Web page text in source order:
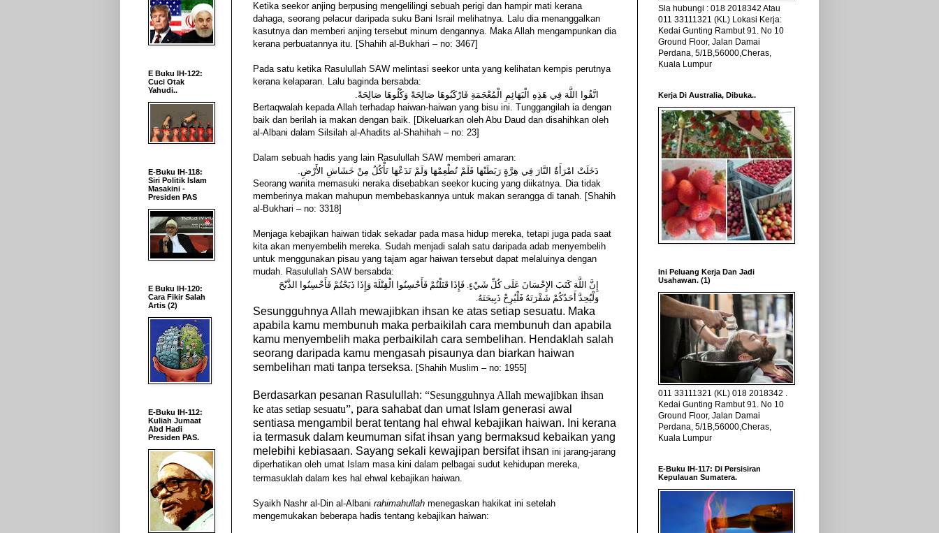
Ketika seekor anjing berpusing mengelilingi sebuah perigi dan hampir mati kerana
dahaga, seorang pelacur daripada suku Bani Israil melihatnya. Lalu dia menanggalkan
kasutnya dan memberi anjing tersebut minum dengannya. Maka Allah mengampunkan dia
kerana perbuatannya itu. [Shahih al-Bukhari – no: 3467]
Pada satu ketika Rasulullah SAW melintasi seekor unta yang kelihatan kempis perutnya
kerana kelaparan. Lalu baginda bersabda:
اتَّقُوا اللَّهَ فِي هَذِهِ الْبَهَائِمِ الْمُعْجَمَةِ فَارْكَبُوهَا صَالِحَةً وَكُلُوهَا صَالِحَةً.
Bertaqwalah kepada Allah terhadap haiwan-haiwan yang bisu ini. Tunggangilah ia dengan
baik dan berilah ia makan dengan baik. [Dikeluarkan oleh Abu Daud dan disahihkan oleh
al-Albani dalam Silsilah al-Ahadits al-Shahihah – no: 23]
Dalam sebuah hadis yang lain Rasulullah SAW memberi amaran:
دَخَلَتْ امْرَأَةٌ النَّارَ فِي هِرَّةٍ رَبَطَتْهَا فَلَمْ تُطْعِمْهَا وَلَمْ تَدَعْهَا تَأْكُلُ مِنْ خَشَاشِ الأَرْضِ.
Seorang wanita memasuki neraka disebabkan seekor kucing yang diikatnya. Dia tidak
memberinya makan mahupun membebaskannya untuk makan serangga di tanah. [Shahih
al-Bukhari – no: 3318]
Menjaga kebajikan haiwan tidak sekadar pada masa hidup mereka, tetapi juga pada saat
kita akan menyembelih mereka. Sudah menjadi salah satu daripada adab menyembelih
untuk menggunakan pisau yang tajam agar haiwan tersebut dapat melaluinya dengan
mudah. Rasulullah SAW bersabda:
إِنَّ اللَّهَ كَتَبَ الإِحْسَانَ عَلَى كُلِّ شَيْءٍ. فَإِذَا قَتَلْتُمْ فَأَحْسِنُوا الْقِتْلَةَ وَإِذَا ذَبَحْتُمْ فَأَحْسِنُوا الذَّبْحَ
وَلْيُحِدَّ أَحَدُكُمْ شَفْرَتَهُ فَلْيُرِحْ ذَبِيحَتَهُ.
Sesungguhnya Allah mewajibkan ihsan ke atas setiap sesuatu. Maka
apabila kamu membunuh maka perbaikilah cara membunuh dan apabila
kamu menyembelih maka perbaikilah cara sembelihan. Hendaklah salah
seorang daripada kamu mengasah pisaunya dan biarkan haiwan
sembelihan mati tanpa terseksa. [Shahih Muslim – no: 1955]
Berdasarkan pesanan Rasulullah: “Sesungguhnya Allah mewajibkan ihsan
ke atas setiap sesuatu”, para sahabat dan umat Islam generasi awal
sentiasa mengambil berat tentang hal ehwal kebajikan haiwan. Ini kerana
ia termasuk dalam keumuman sifat ihsan yang bermaksud kebaikan yang
melebihi kebiasaan. Sayang sekali kewajipan bersifat ihsan ini jarang-jarang
diperhatikan oleh umat Islam masa kini dalam pelbagai sudut kehidupan mereka,
termasuklah dalam kes hal ehwal kebajikan haiwan.
Syaikh Nashr al-Din al-Albani rahimahullah menegaskan hakikat ini setelah
mengemukakan beberapa hadis tentang kebajikan haiwan:
E Buku IH-122:
Cuci Otak
Yahudi..
E-Buku IH-118:
Siri Politik Islam
Masakini -
Presiden PAS
E Buku IH-120:
Cara Fikir Salah
Artis (2)
E-Buku IH-112:
Kuliah Jumaat
Abd Hadi
Presiden PAS.
Sla hubungi : 018 2018342 Atau
011 33111321 (KL) Lokasi Kerja:
Kedai Gunting Rambut 91. No 10
Ground Floor, Jalan Damai
Perdana, 5/1B,56000,Cheras,
Kuala Lumpur
Kerja Di Australia, Dibuka..
Ini Peluang Kerja Dan Jadi
Usahawan. (1)
011 33111321 (KL) 018 2018342 .
Kedai Gunting Rambut 91. No 10
Ground Floor, Jalan Damai
Perdana, 5/1B,56000,Cheras,
Kuala Lumpur
E-Buku IH-117: Di Persisiran
Kepulauan Sumatera.